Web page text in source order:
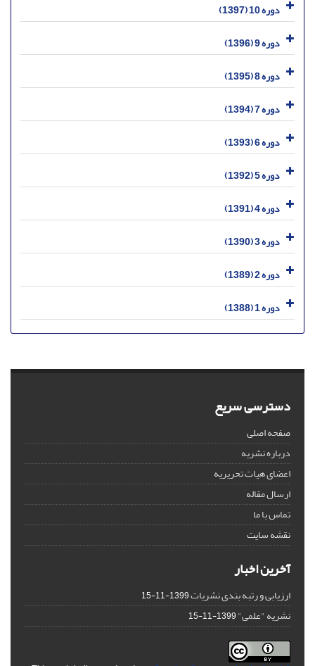
دوره 10 (1397)
دوره 9 (1396)
دوره 8 (1395)
دوره 7 (1394)
دوره 6 (1393)
دوره 5 (1392)
دوره 4 (1391)
دوره 3 (1390)
دوره 2 (1389)
دوره 1 (1388)
دسترسی سریع
صفحه اصلی
درباره نشریه
اعضای هیات تحریریه
ارسال مقاله
تماس با ما
نقشه سایت
آخرین اخبار
ارزیابی و رتبه بندی نشریات1399-11-15
نشریه "علمی"1399-11-15